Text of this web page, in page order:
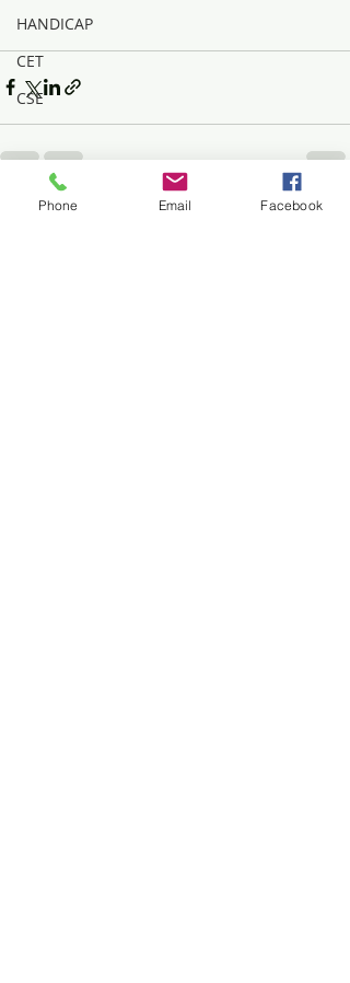
HANDICAP
CET
CSE
Posts récents Voir tout
Phone Email Facebook